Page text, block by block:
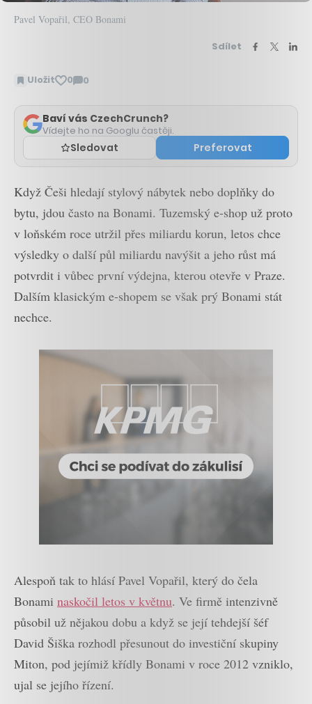
Pavel Vopařil, CEO Bonami
Sdílet
Uložit 0 0
Zobrazit
Baví vás CzechCrunch?
Vídejte ho na Googlu častěji.
Sledovat Preferovat
Když Češi hledají stylový nábytek nebo doplňky do
bytu, jdou často na Bonami. Tuzemský e-shop už proto
v loňském roce utržil přes miliardu korun, letos chce
výsledky o další půl miliardu navýšit a jeho růst má
potvrdit i vůbec první výdejna, kterou otevře v Praze.
Dalším klasickým e-shopem se však prý Bonami stát
nechce.
Alespoň tak to hlásí Pavel Vopařil, který do čela
Bonami naskočil letos v květnu. Ve firmě intenzivně
působil už nějakou dobu a když se její tehdejší šéf
David Šiška rozhodl přesunout do investiční skupiny
Miton, pod jejímiž křídly Bonami v roce 2012 vzniklo,
ujal se jejího řízení.